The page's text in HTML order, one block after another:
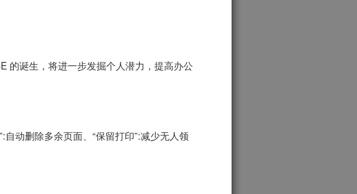
的诞生，将进一步发掘个人潜力，提高办公
动删除多余页面、“保留打印”:减少无人领